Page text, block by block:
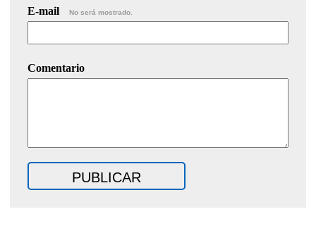
E-mail No será mostrado.
Comentario